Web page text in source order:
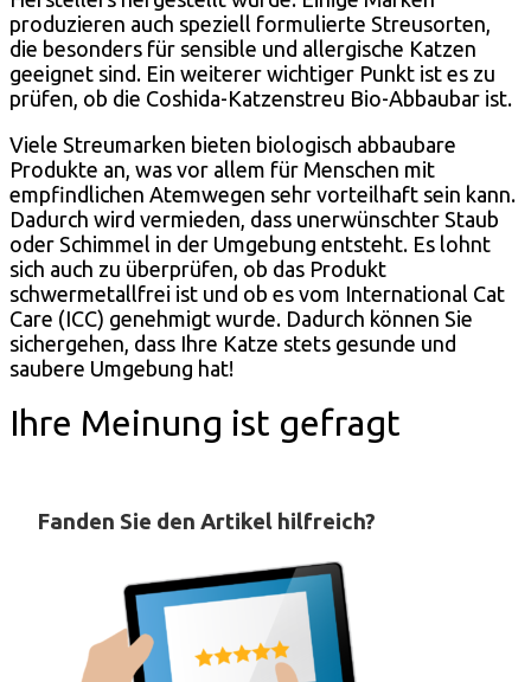
produzieren auch speziell formulierte Streusorten,
die besonders für sensible und allergische Katzen
geeignet sind. Ein weiterer wichtiger Punkt ist es zu
prüfen, ob die Coshida-Katzenstreu Bio-Abbaubar ist.
Viele Streumarken bieten biologisch abbaubare
Produkte an, was vor allem für Menschen mit
empfindlichen Atemwegen sehr vorteilhaft sein kann.
Dadurch wird vermieden, dass unerwünschter Staub
oder Schimmel in der Umgebung entsteht. Es lohnt
sich auch zu überprüfen, ob das Produkt
schwermetallfrei ist und ob es vom International Cat
Care (ICC) genehmigt wurde. Dadurch können Sie
sichergehen, dass Ihre Katze stets gesunde und
saubere Umgebung hat!
Ihre Meinung ist gefragt
Fanden Sie den Artikel hilfreich?